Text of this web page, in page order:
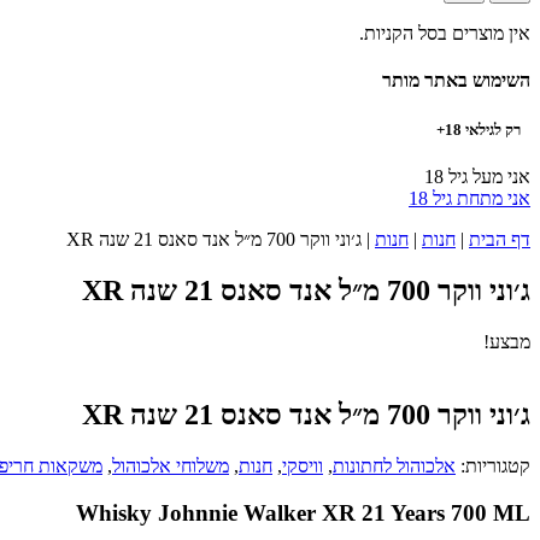
אין מוצרים בסל הקניות.
השימוש באתר מותר
רק לגילאי 18+
אני מעל גיל 18
אני מתחת גיל 18
דף הבית
חנות חנות ג׳וני ווקר 700 מ״ל אנד סאנס 21 שנה XR
ג׳וני ווקר 700 מ״ל אנד סאנס 21 שנה XR
מבצע!
ג׳וני ווקר 700 מ״ל אנד סאנס 21 שנה XR
קטגוריות: אלכוהול לחתונות, וויסקי, חנות, משלוחי אלכוהול, משקאות
Whisky Johnnie Walker XR 21 Years 700 ML